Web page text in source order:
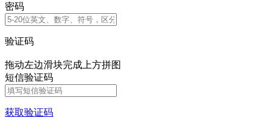
密码
验证码
拖动左边滑块完成上方拼图
短信验证码
获取验证码